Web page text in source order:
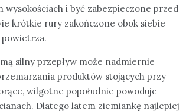
wysokościach i być zabezpieczone przed
krótkie rury zakończone obok siebie
silny przepływ może nadmiernie
produktów stojących przy
wilgotne popołudnie powoduje
Dlatego latem ziemiankę najlepiej